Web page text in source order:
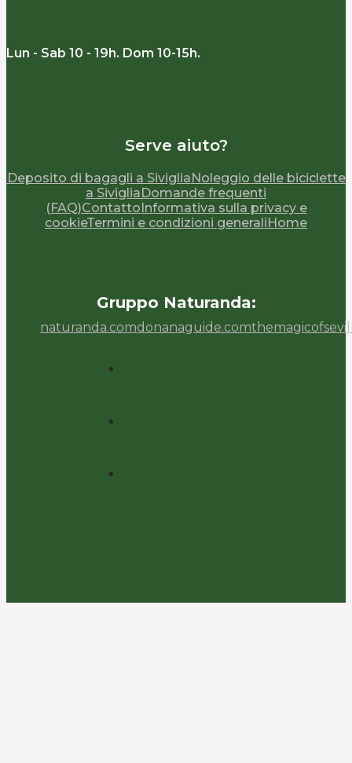
Lun - Sab 10 - 19h. Dom 10-15h.
Serve aiuto?
Deposito di bagagli a Siviglia Noleggio delle biciclette
a Siviglia Domande frequenti
(FAQ)Contatto Informativa sulla privacy e
cookieTermini e condizioni generali Home
Gruppo Naturanda:
naturanda.comdonanaguide.com